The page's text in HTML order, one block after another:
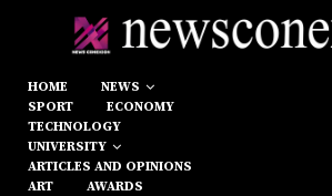
HOME
NEWS
SPORT
ECONOMY
TECHNOLOGY
UNIVERSITY
ARTICLES AND OPINIONS
ART
AWARDS